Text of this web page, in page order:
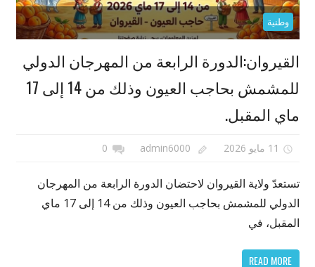
وطنية
القيروان:الدورة الرابعة من المهرجان الدولي
للمشمش بحاجب العيون وذلك من 14 إلى 17
ماي المقبل.
11 مايو 2026 admin6000
0
تستعدّ ولاية القيروان لاحتضان الدورة الرابعة من المهرجان
الدولي للمشمش بحاجب العيون وذلك من 14 إلى 17 ماي
المقبل، في
READ MORE